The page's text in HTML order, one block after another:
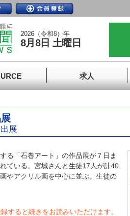
2026（令和8）年
8月8日 土曜日
求人
展
る「石巻アート」の作品展が７日ま
ている。宮城さんと生徒17人が計40
やアクリル画を中心に並ぶ。生徒の
すると続きをお読みいただけます。